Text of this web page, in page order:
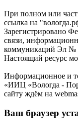
При полном или
ссылка на
Зарегистрировано
связи,
коммуникаций Эл №
Настоящий ресурс
Информационное и
«ИИЦ «Вологда -
сайту ждём на
Ваш браузер